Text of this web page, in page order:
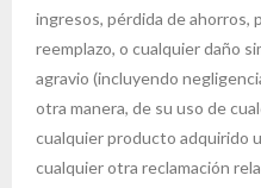
ingresos, pérdida de ahorros,
reemplazo, o cualquier daño
agravio (incluyendo
otra manera, de su uso de
cualquier producto adquirido
cualquier otra reclamación